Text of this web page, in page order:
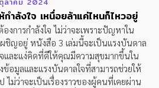
ำลังใจ เหนื่อยล้าแค่ไหนก็ไหวอยู่
งการกำลังใจ ไม่ว่าจะเพราะปัญหาใน
ชิญอยู่ หนังสือ 3 เล่มนี้จะเป็นแรงบันดาล
และแง่คิดที่ดีให้คุณมีความสุขมากขึ้นใน
อมูลและแรงบันดาลใจที่สามารถช่วยให้
ไม่ว่าจะเป็นเรื่องราวของผู้คนที่เคยผ่าน